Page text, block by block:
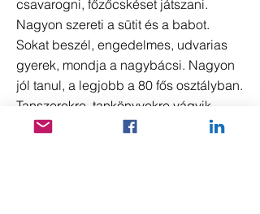
csavarogni, főzőcskéset játszani.
Nagyon szereti a sütit és a babot.
Sokat beszél, engedelmes, udvarias
gyerek, mondja a nagybácsi. Nagyon
jól tanul, a legjobb a 80 fős osztályban.
Tanszerekre, tankönyvekre vágyik …